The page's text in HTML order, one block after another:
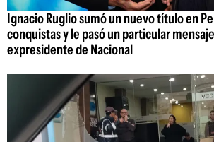
Ignacio Ruglio sumó un nuevo título en
conquistas y le pasó un particular
expresidente de Nacional